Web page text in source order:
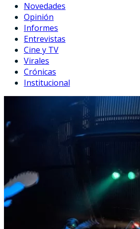
Novedades
Opinión
Informes
Entrevistas
Cine y TV
Virales
Crónicas
Institucional